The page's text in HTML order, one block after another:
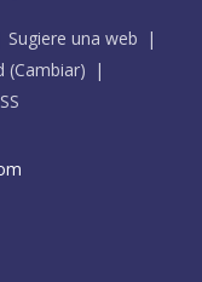
Sugiere una web
(Cambiar)